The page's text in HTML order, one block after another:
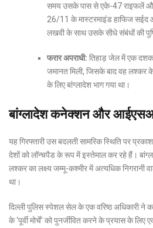
समय उसके पास से एके-47 राइफलें
26/11 के मास्टरमाइंड हाफिज
लखवी के साथ उसके सीधे संबंधों की
फरार अपराधी: तिहाड़ जेल में एक दशक
जमानत मिली, जिसके बाद वह लश्कर
के लिए बांग्लादेश भाग गया था।
बांग्लादेश कनेक्शन और
यह गिरफ्तारी उस बदलती सामरिक स्थिति पर
देशों को लॉन्चपैड के रूप में इस्तेमाल कर रहे हैं।
लश्कर का लक्ष्य जम्मू-कश्मीर में अत्यधिक निगरानी
था।
दिल्ली पुलिस स्पेशल सेल के एक वरिष्ठ अधिकारी ने
के ‘पूर्वी मोर्चे’ को पुनर्जीवित करने के प्रयास के